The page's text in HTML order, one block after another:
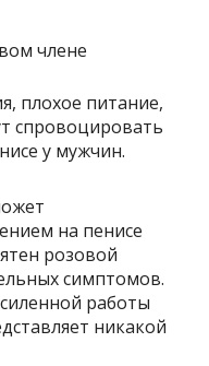
плохое питание,
спровоцировать
у мужчин.
на пенисе
розовой
симптомов.
работы
никакой